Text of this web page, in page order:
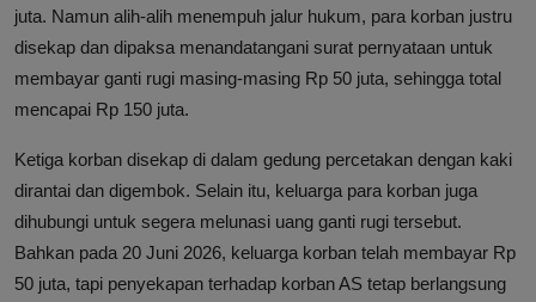
juta. Namun alih-alih menempuh jalur hukum, para korban justru
disekap dan dipaksa menandatangani surat pernyataan untuk
membayar ganti rugi masing-masing Rp 50 juta, sehingga total
mencapai Rp 150 juta.
Ketiga korban disekap di dalam gedung percetakan dengan kaki
dirantai dan digembok. Selain itu, keluarga para korban juga
dihubungi untuk segera melunasi uang ganti rugi tersebut.
Bahkan pada 20 Juni 2026, keluarga korban telah membayar Rp
50 juta, tapi penyekapan terhadap korban AS tetap berlangsung